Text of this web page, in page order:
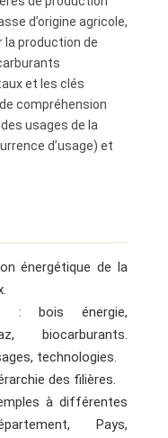
d’origine agricole,
la production de
et les clés
compréhension
usages de la
d’usage) et
énergétique de la
: bois énergie,
biocarburants.
technologies.
des filières.
à différentes
Pays,